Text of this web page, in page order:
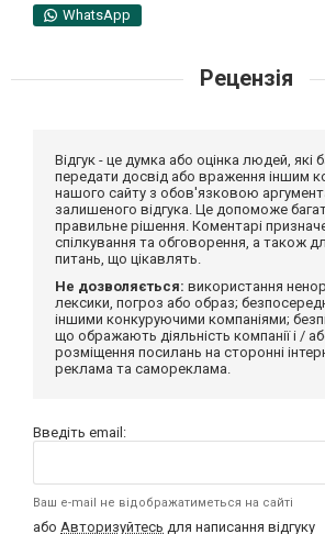
WhatsApp
Рецензія
Відгук - це думка або оцінка людей, які
передати досвід або враження іншим
нашого сайту з обов'язковою
залишеного відгука. Це допоможе
правильне рішення. Коментарі
спілкування та обговорення, а також
питань, що цікавлять.
Не дозволяється: використання
лексики, погроз або образ;
іншими конкуруючими компаніями;
що ображають діяльність компанії і /
розміщення посилань на сторонні
реклама та самореклама.
Введіть email:
Ваш e-mail не відображатиметься на сайті
або Авторизуйтесь для написання відгуку